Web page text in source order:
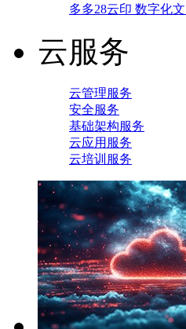
多多28云印 数字化
云服务
云管理服务
安全服务
基础架构服务
云应用服务
云培训服务